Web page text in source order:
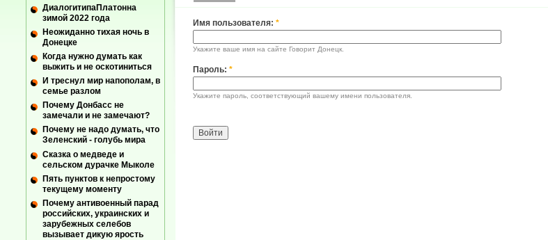
Имя пользователя: *
Укажите ваше имя на сайте Говорит Донецк.
Пароль: *
Укажите пароль, соответствующий вашему имени пользователя.
ДиалогитипаПлатонна
зимой 2022 года
Неожиданно тихая ночь в
Донецке
Когда нужно думать как
выжить и не оскотиниться
И треснул мир напополам, в
семье разлом
Почему Донбасс не
замечали и не замечают?
Почему не надо думать, что
Зеленский - голубь мира
Сказка о медведе и
сельском дурачке Мыколе
Пять пунктов к непростому
текущему моменту
Почему антивоенный парад
российских, украинских и
зарубежных селебов
вызывает дикую ярость